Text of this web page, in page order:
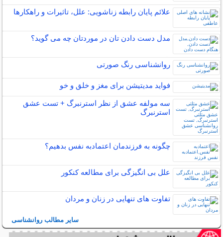
علائم پایان رابطه زناشویی: علل، تاثیرات و راهکارها
مدل دست دادن تان در موردتان چه می گوید؟
روانشناسی رنگ صورتی
فواید مدیتیشن برای مغز و خلق و خو
سه مولفه عشق از نظر استرنبرگ + تست عشق
استرنبرگ
چگونه به فرزندمان اعتمادبه نفس بدهیم؟
علل بی انگیزگی برای مطالعه کنکور
تفاوت های تنهایی در زنان و مردان
سایر مطالب روانشناسی